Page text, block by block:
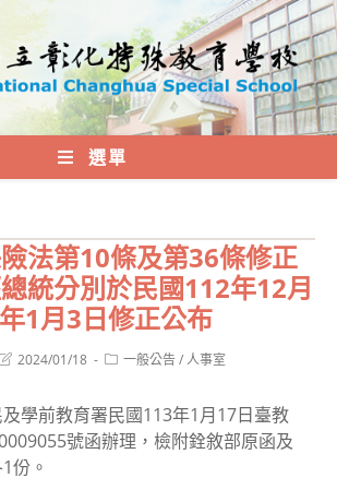
選單
法第10條及第36條修正
統分別於民國112年12月
1月3日修正公布
Post2024/01/18
Post一般公告/人事室
學前教育署民國113年1月17日臺教
號函辦理，檢附銓敘部原函及
份。